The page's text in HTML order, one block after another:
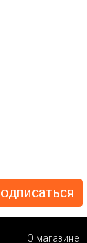
О магазине